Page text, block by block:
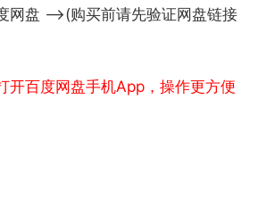
网盘 -->(购买前请先验证网盘链接
开百度网盘手机App，操作更方便